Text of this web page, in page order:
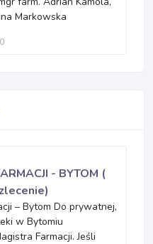
Markowska
- BYTOM (
– Bytom Do prywatnej,
w Bytomiu
Farmacji. Jeśli